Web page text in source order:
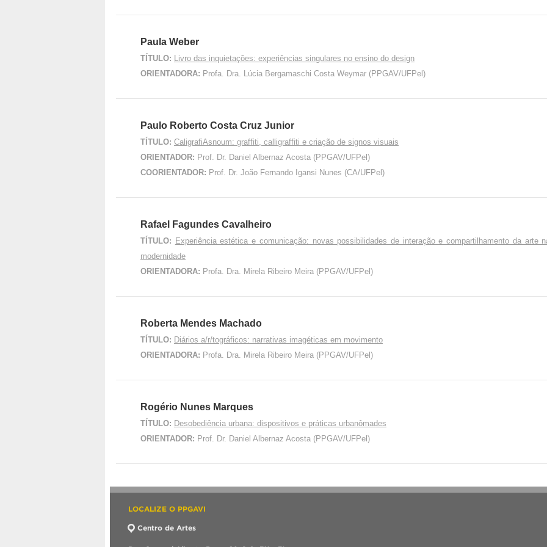
Paula Weber
TÍTULO:
Livro das inquietações: experiências singulares no ensino do design
ORIENTADORA: Profa. Dra. Lúcia Bergamaschi Costa Weymar (PPGAV/UFPel)
Paulo Roberto Costa Cruz Junior
TÍTULO: CaligrafiAsnoum: graffiti, calligraffiti e criação de signos visuais
ORIENTADOR: Prof. Dr. Daniel Albernaz Acosta (PPGAV/UFPel)
COORIENTADOR: Prof. Dr. João Fernando Igansi Nunes (CA/UFPel)
Rafael Fagundes Cavalheiro
TÍTULO: Experiência estética e comunicação: novas possibilidades de interação e compartilhamento da arte
modernidade
ORIENTADORA: Profa. Dra. Mirela Ribeiro Meira (PPGAV/UFPel)
Roberta Mendes Machado
TÍTULO: Diários a/r/tográficos: narrativas imagéticas em movimento
ORIENTADORA: Profa. Dra. Mirela Ribeiro Meira (PPGAV/UFPel)
Rogério Nunes Marques
TÍTULO: Desobediência urbana: dispositivos e práticas urbanômades
ORIENTADOR: Prof. Dr. Daniel Albernaz Acosta (PPGAV/UFPel)
LOCALIZE O PPGAVI
Centro de Artes